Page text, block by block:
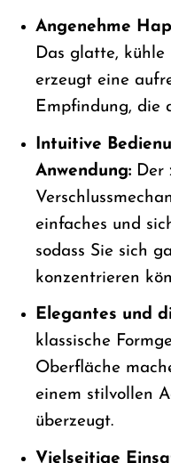
Angenehme
Das glatte,
erzeugt eine
Empfindung, die
Intuitive
Anwendung:Der
einfaches und
sodass Sie sich
konzentrieren
Elegantes und
klassische
Oberfläche
einem stilvollen
überzeugt.
Vielseitige